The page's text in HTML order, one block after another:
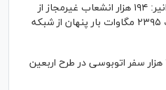
معاون هماهنگی توزیع توانیر: ۱۹۴ هزار انشعاب غیرمجاز از
شبکه برق جمع‌آوری شد/ حذف ۲۳۹۵ مگاوات بار پنهان از شبکه
رئیس سازمان راهداری: ۲۰ هزار سفر اتوبوسی در طرح اربعین